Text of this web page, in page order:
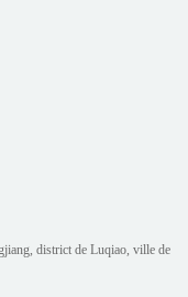
district de Luqiao, ville de